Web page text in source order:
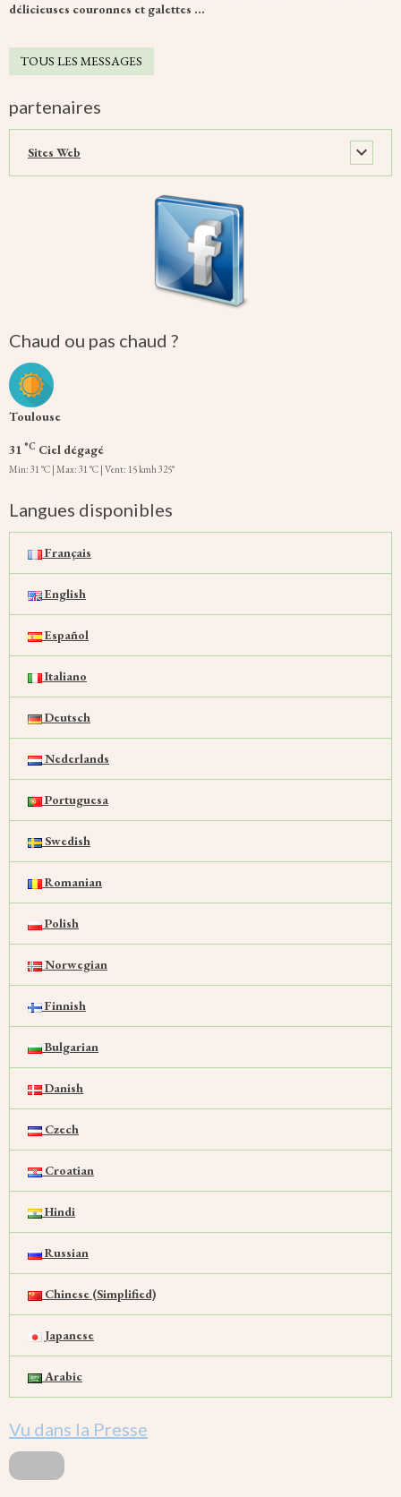
délicieuses couronnes et galettes ...
TOUS LES MESSAGES
partenaires
Sites Web
Chaud ou pas chaud ?
Toulouse
31 °C Ciel dégagé
Min: 31 °C | Max: 31 °C | Vent: 15 kmh 325°
Langues disponibles
Français
English
Español
Italiano
Deutsch
Nederlands
Portuguesa
Swedish
Romanian
Polish
Norwegian
Finnish
Bulgarian
Danish
Czech
Croatian
Hindi
Russian
Chinese (Simplified)
Japanese
Arabic
Vu dans la Presse